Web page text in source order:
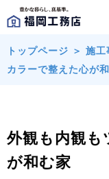
トップページ ＞ 施工
カラーで整えた心が
外観も内観も
が和む家